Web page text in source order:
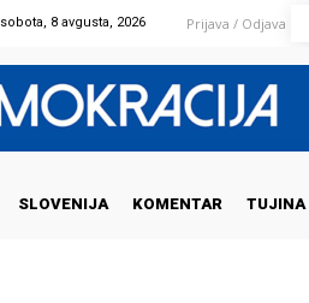
sobota, 8 avgusta, 2026 Prijava / Odjava
SLOVENIJA KOMENTAR TUJINA